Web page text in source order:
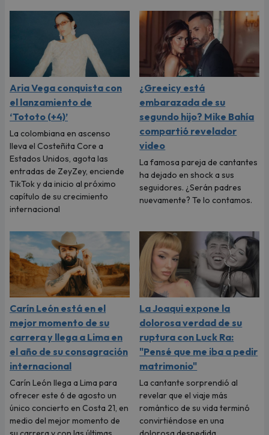
Aria Vega conquista con
el lanzamiento de
‘Tototo (+4)’
La colombiana en ascenso
lleva el Costeñita Core a
Estados Unidos, agota las
entradas de ZeyZey, enciende
TikTok y da inicio al próximo
capítulo de su crecimiento
internacional
¿Greeicy está
embarazada de su
segundo hijo? Mike Bahía
compartió revelador
video
La famosa pareja de cantantes
ha dejado en shock a sus
seguidores. ¿Serán padres
nuevamente? Te lo contamos.
Carín León está en el
mejor momento de su
carrera y llega a Lima en
el año de su consagración
internacional
Carín León llega a Lima para
ofrecer este 6 de agosto un
único concierto en Costa 21, en
medio del mejor momento de
La Joaqui expone la
dolorosa verdad de su
ruptura con Luck Ra:
"Pensé que me iba a pedir
matrimonio"
La cantante sorprendió al
revelar que el viaje más
romántico de su vida terminó
convirtiéndose en una